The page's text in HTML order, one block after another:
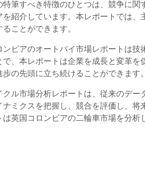
筆すべき特徴のひとつは、競争に
紹介しています。本レポートでは
ことができます。
ビアのオートバイ市場レポートは
、本レポートは企業を成長と変革
の先頭に立ち続けることができます。
ル市場分析レポートは、従来のデ
ミクスを把握し、競合を評価し、
英国コロンビアの二輪車市場を分析